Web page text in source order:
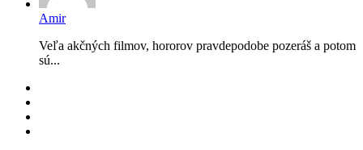
Amir
Veľa akčných filmov, hororov pravdepodobe pozeráš a potom
sú...